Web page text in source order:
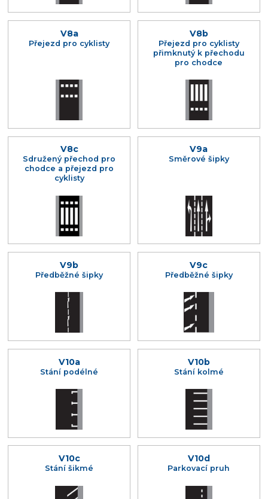
V8a
Přejezd pro cyklisty
V8b
Přejezd pro cyklisty
přimknutý k přechodu
pro chodce
V8c
Sdružený přechod pro
chodce a přejezd pro
cyklisty
V9a
Směrové šipky
V9b
Předběžné šipky
V9c
Předběžné šipky
V10a
Stání podélné
V10b
Stání kolmé
V10c
Stání šikmé
V10d
Parkovací pruh